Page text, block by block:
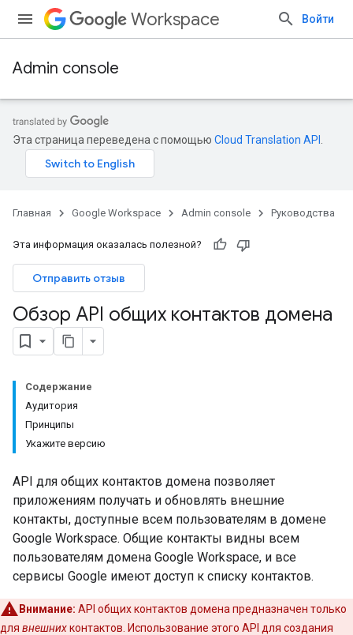
Workspace Войти
Admin console
Эта страница переведена с помощью Cloud Translation API
Главная Google Workspace Admin console Руководства
Эта информация оказалась полезной?
Отправить отзыв
Обзор API общих контактов домена
Содержание
Аудитория
Принципы
Укажите версию
API для общих контактов домена позволяет
приложениям получать и обновлять внешние
контакты, доступные всем пользователям в домене
Google Workspace. Общие контакты видны всем
пользователям домена Google Workspace, и все
сервисы Google имеют доступ к списку контактов.
Внимание: API общих контактов домена предназначен только
для внешнихконтактов. Использование этого API для создания